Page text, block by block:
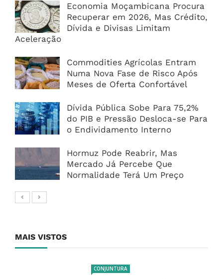
Economia Moçambicana Procura
Recuperar em 2026, Mas Crédito,
Dívida e Divisas Limitam
Aceleração
Commodities Agrícolas Entram
Numa Nova Fase de Risco Após
Meses de Oferta Confortável
Dívida Pública Sobe Para 75,2%
do PIB e Pressão Desloca-se Para
o Endividamento Interno
Hormuz Pode Reabrir, Mas
Mercado Já Percebe Que
Normalidade Terá Um Preço
MAIS VISTOS
CONJUNTURA